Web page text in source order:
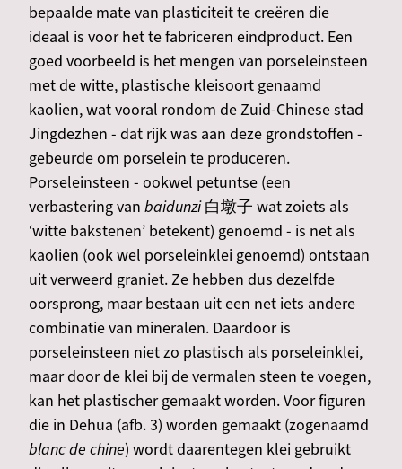
bepaalde mate van plasticiteit te creëren die
ideaal is voor het te fabriceren eindproduct. Een
goed voorbeeld is het mengen van porseleinsteen
met de witte, plastische kleisoort genaamd
kaolien, wat vooral rondom de Zuid-Chinese stad
Jingdezhen - dat rijk was aan deze grondstoffen -
gebeurde om porselein te produceren.
Porseleinsteen - ookwel petuntse (een
verbastering van baidunzi白墩子 wat zoiets als
‘witte bakstenen’ betekent) genoemd - is net als
kaolien (ook wel porseleinklei genoemd) ontstaan
uit verweerd graniet. Ze hebben dus dezelfde
oorsprong, maar bestaan uit een net iets andere
combinatie van mineralen. Daardoor is
porseleinsteen niet zo plastisch als porseleinklei,
maar door de klei bij de vermalen steen te voegen,
kan het plastischer gemaakt worden. Voor figuren
die in Dehua (afb. 3) worden gemaakt (zogenaamd
blanc de chine) wordt daarentegen klei gebruikt